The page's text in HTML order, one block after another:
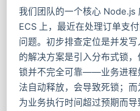
我们团队的一个核心 Node.js
ECS 上，最近在处理订单支
问题。初步排查定位是并发
的解决方案是引入分布式锁
锁并不完全可靠——业务进程
法自动释放，会导致死锁；
为业务执行时间超过预期而